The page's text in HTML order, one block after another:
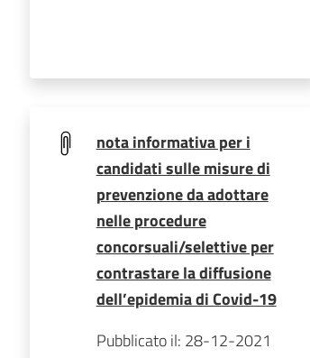
nota informativa per i
candidati sulle misure di
prevenzione da adottare
nelle procedure
concorsuali/selettive per
contrastare la diffusione
dell’epidemia di Covid-19
Pubblicato il: 28-12-2021